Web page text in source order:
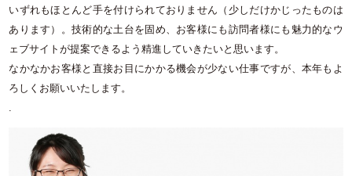
いずれもほとんど手を付けられておりません（少しだけかじったものは
あります）。技術的な土台を固め、お客様にも訪問者様にも魅力的なウ
ェブサイトが提案できるよう精進していきたいと思います。
なかなかお客様と直接お目にかかる機会が少ない仕事ですが、本年もよ
ろしくお願いいたします。
.